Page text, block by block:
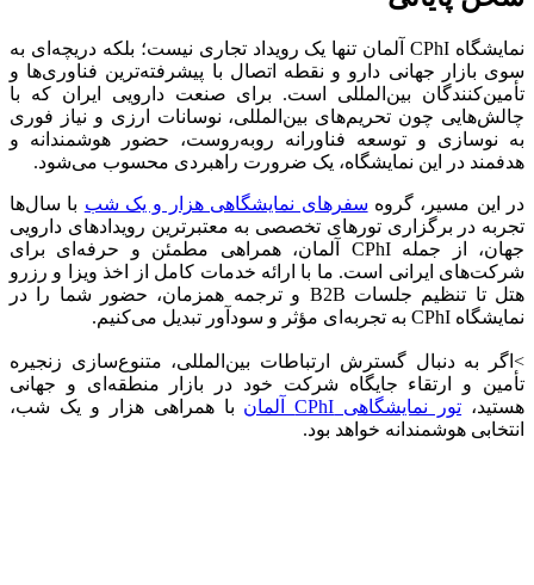
نمایشگاه CPhI آلمان تنها یک رویداد تجاری نیست؛ بلکه دریچه‌ای به
سوی بازار جهانی دارو و نقطه اتصال با پیشرفته‌ترین فناوری‌ها و
تأمین‌کنندگان بین‌المللی است. برای صنعت دارویی ایران که با
چالش‌هایی چون تحریم‌های بین‌المللی، نوسانات ارزی و نیاز فوری
به نوسازی و توسعه فناورانه روبه‌روست، حضور هوشمندانه و
هدفمند در این نمایشگاه، یک ضرورت راهبردی محسوب می‌شود.
در این مسیر، گروه سفرهای نمایشگاهی هزار و یک شب با سال‌ها
تجربه در برگزاری تورهای تخصصی به معتبرترین رویدادهای دارویی
جهان، از جمله CPhI آلمان، همراهی مطمئن و حرفه‌ای برای
شرکت‌های ایرانی است. ما با ارائه خدمات کامل از اخذ ویزا و رزرو
هتل تا تنظیم جلسات B2B و ترجمه همزمان، حضور شما را در
نمایشگاه CPhI به تجربه‌ای مؤثر و سودآور تبدیل می‌کنیم.
>اگر به دنبال گسترش ارتباطات بین‌المللی، متنوع‌سازی زنجیره
تأمین و ارتقاء جایگاه شرکت خود در بازار منطقه‌ای و جهانی
هستید، تور نمایشگاهی CPhI آلمان
با همراهی هزار و یک شب،
انتخابی هوشمندانه خواهد بود.